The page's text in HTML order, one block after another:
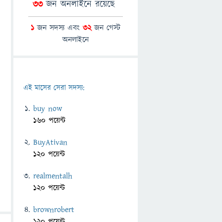
33জন অনলাইনে রয়েছে
1 জন সদস্য এবং 32জন গেস্ট
অনলাইনে
এই মাসের সেরা সদস্য:
buy now
160 পয়েন্ট
BuyAtivan
120 পয়েন্ট
realmentalh
120 পয়েন্ট
brownrobert